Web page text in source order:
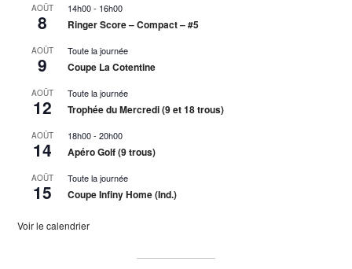
AOÛT
8
14h00- 16h00
Ringer Score – Compact – #5
AOÛT
9
Toute la journée
Coupe La Cotentine
AOÛT
12
Toute la journée
Trophée du Mercredi (9 et 18 trous)
AOÛT
14
18h00-20h00
Apéro Golf (9 trous)
AOÛT
15
Toute la journée
Coupe Infiny Home (Ind.)
Voir le calendrier